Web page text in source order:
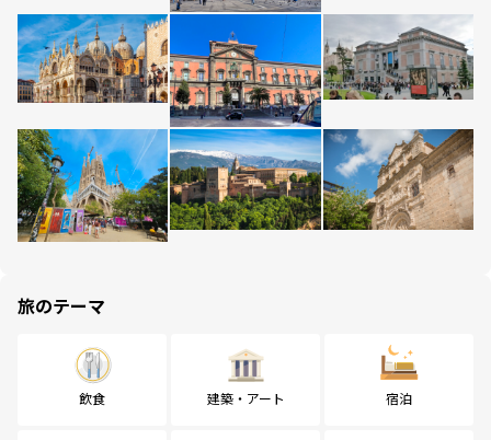
旅のテーマ
飲食 建築・アート 宿泊